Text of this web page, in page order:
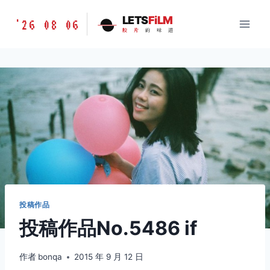
胶
味
道
LETSFILM
'26 08 06 LETSFiLM
胶 片 的 味 道
投稿作品
投稿作品No.5486 if
作者 bonqa 2015 年 9 月 12 日